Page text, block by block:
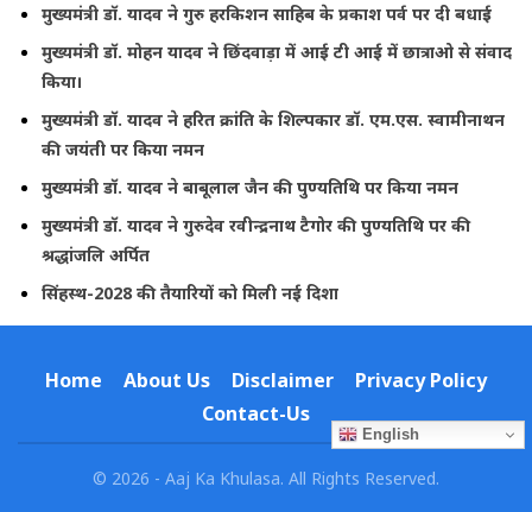
मुख्यमंत्री डॉ. यादव ने गुरु हरकिशन साहिब के प्रकाश पर्व पर दी बधाई
मुख्यमंत्री डॉ. मोहन यादव ने छिंदवाड़ा में आई टी आई में छात्राओ से संवाद
किया।
मुख्यमंत्री डॉ. यादव ने हरित क्रांति के शिल्पकार डॉ. एम.एस. स्वामीनाथन
की जयंती पर किया नमन
मुख्यमंत्री डॉ. यादव ने बाबूलाल जैन की पुण्यतिथि पर किया नमन
मुख्यमंत्री डॉ. यादव ने गुरुदेव रवीन्द्रनाथ टैगोर की पुण्यतिथि पर की
श्रद्धांजलि अर्पित
सिंहस्थ-2028 की तैयारियों को मिली नई दिशा
Home About Us Disclaimer
Privacy Policy
Contact-Us
English
© 2026 - Aaj Ka Khulasa. All Rights Reserved.